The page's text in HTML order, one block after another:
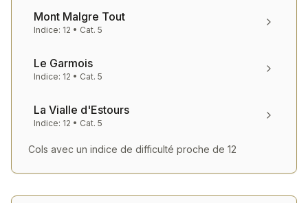
Mont Malgre Tout
Indice: 12 • Cat. 5
Le Garmois
Indice: 12 • Cat. 5
La Vialle d'Estours
Indice: 12 • Cat. 5
Cols avec un indice de difficulté proche de 12